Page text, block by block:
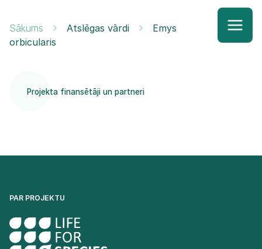
Sākums Atslēgas vārdi
Emys
orbicularis
Projekta finansētāji un partneri
PAR PROJEKTU